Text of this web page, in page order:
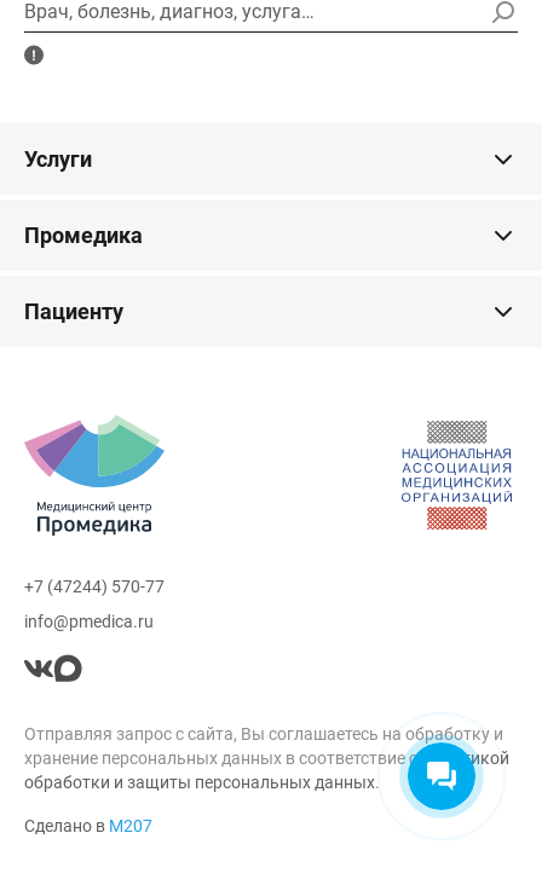
Врач, болезнь, диагноз, услуга…
Услуги
Промедика
Пациенту
+7 (47244) 570-77
info@pmedica.ru
Отправляя запрос с сайта, Вы соглашаетесь на обработку и
хранение персональных данных в соответствие с Политикой
обработки и защиты персональных данных.
Сделано в М207